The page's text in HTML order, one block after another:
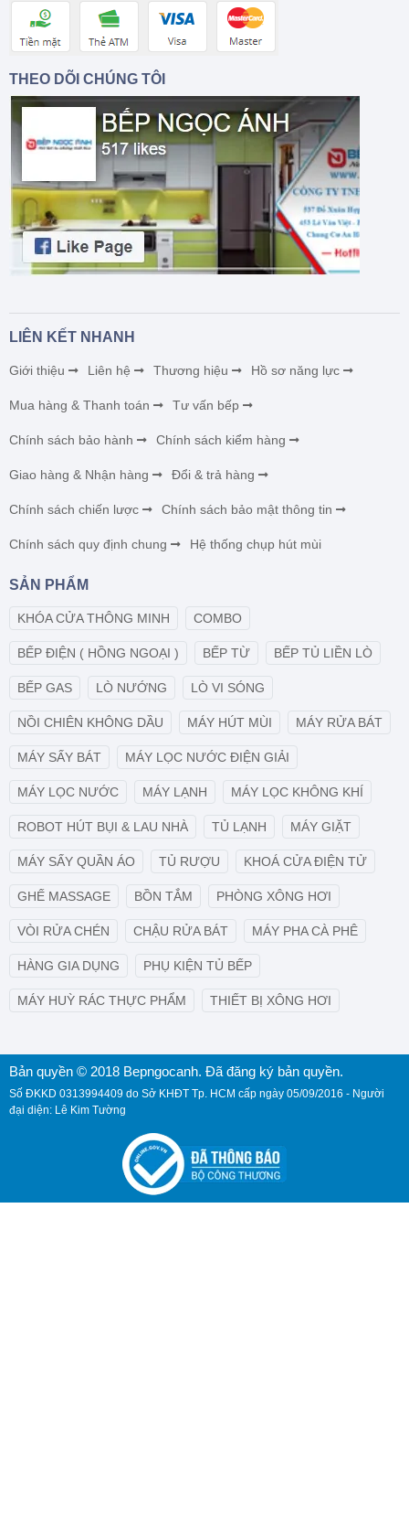
THEO DÕI CHÚNG TÔI
LIÊN KẾT NHANH
Giới thiệu Liên hệ Thương hiệu Hồ sơ năng lực
Mua hàng & Thanh toán Tư vấn bếp
Chính sách bảo hành Chính sách kiểm hàng
Giao hàng & Nhận hàng Đổi & trả hàng
Chính sách chiến lược Chính sách bảo mật thông tin
Chính sách quy định chung Hệ thống chụp hút mùi
SẢN PHẨM
KHÓA CỬA THÔNG MINH COMBO
BẾP ĐIỆN ( HỒNG NGOẠI ) BẾP TỪ BẾP TỦ LIỀN LÒ
BẾP GAS LÒ NƯỚNG LÒ VI SÓNG
NỒI CHIÊN KHÔNG DẦU MÁY HÚT MÙI MÁY RỬA BÁT
MÁY SẤY BÁT MÁY LỌC NƯỚC ĐIỆN GIẢI
MÁY LỌC NƯỚC MÁY LẠNH MÁY LỌC KHÔNG KHÍ
ROBOT HÚT BỤI & LAU NHÀ TỦ LẠNH MÁY GIẶT
MÁY SẤY QUẦN ÁO TỦ RƯỢU KHOÁ CỬA ĐIỆN TỬ
GHẾ MASSAGE BỒN TẮM PHÒNG XÔNG HƠI
VÒI RỬA CHÉN CHẬU RỬA BÁT MÁY PHA CÀ PHÊ
HÀNG GIA DỤNG PHỤ KIỆN TỦ BẾP
MÁY HUỲ RÁC THỰC PHẨM THIẾT BỊ XÔNG HƠI
Bản quyền © 2018 Bepngocanh. Đã đăng ký bản quyền.
Số ĐKKD 0313994409 do Sở KHĐT Tp. HCM cấp ngày 05/09/2016 - Người
đại diện: Lê Kim Tường